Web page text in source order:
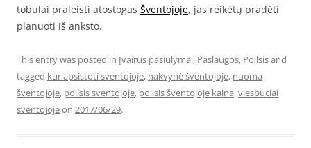
tobulai praleisti atostogas Šventojoje, jas reikėtų pradėti
planuoti iš anksto.
This entry was posted in Įvairūs pasiūlymai, Paslaugos, Poilsisand
tagged kur apsistoti sventojoje, nakvynė šventojoje, nuoma
šventojoje, poilsis sventojoje, poilsis šventojoje kaina,viesbuciai
sventojojeon 2017/06/29.